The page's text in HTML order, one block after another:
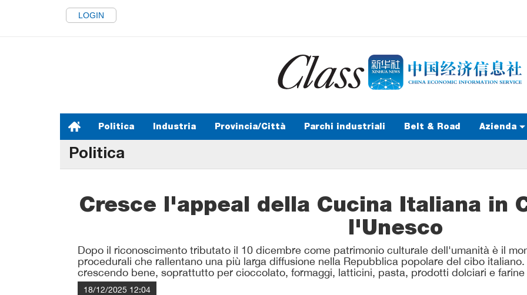
LOGIN
Politica Industria Provincia/Città Parchi industriali Belt & Road Azienda
Politica
Cresce l'appeal della Cucina Italiana in
l'Unesco
Dopo il riconoscimento tributato il 10 dicembre come patrimonio culturale dell'umanità è il
procedurali che rallentano una più larga diffusione nella Repubblica popolare del cibo
crescendo bene, soprattutto per cioccolato, formaggi, latticini, pasta, prodotti dolciari e farine
18/12/2025 12:04